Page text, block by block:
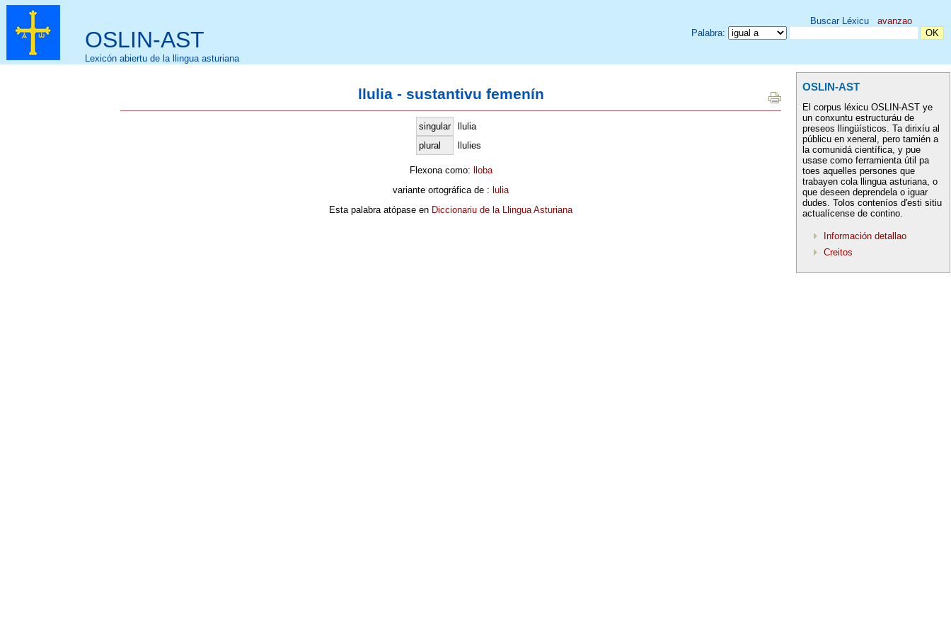
OSLIN-AST
Lexicón abiertu de la llingua asturiana
Buscar Léxicu avanzao
Palabra:
llulia - sustantivu femenín
singular
llulia
plural
llulies
Flexona como: lloba
variante ortográfica de : lulia
Esta palabra atópase en Diccionariu de la Llingua Asturiana
OSLIN-AST
El corpus léxicu OSLIN-AST ye
un conxuntu estructuráu de
preseos llingüísticos. Ta dirixíu al
públicu en xeneral, pero tamién a
la comunidá científica, y pue
usase como ferramienta útil pa
toes aquelles persones que
trabayen cola llingua asturiana, o
que deseen deprendela o iguar
dudes. Tolos conteníos d'esti sitiu
actualícense de contino.
Información detallao
Creitos